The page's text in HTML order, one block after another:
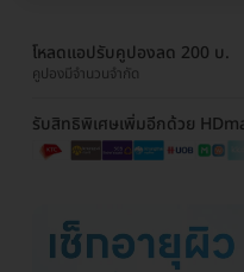
โหลดแอปรับคูปองลด 200 บ.
คูปองมีจำนวนจำกัด
รับสิทธิพิเศษเพิ่มอีกด้วย